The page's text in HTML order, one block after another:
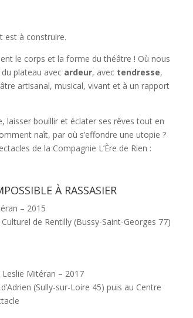
est à construire.
le corps et la forme du théâtre ! Où nous
plateau avec ardeur, avec tendresse,
artisanal, musical, vivant et à un rapport
laisser bouillir et éclater ses rêves tout en
naît, par où s’effondre une utopie ?
de la Compagnie L’Ère de Rien :
À RASSASIER
– 2015
de Rentilly (Bussy-Saint-Georges 77)
Mitéran – 2017
(Sully-sur-Loire 45) puis au Centre